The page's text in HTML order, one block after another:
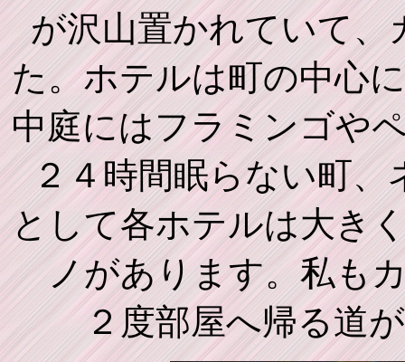
が沢山置かれていて
た。ホテルは町の中心
中庭にはフラミンゴや
２４時間眠らない町
として各ホテルは大き
ノがあります。私も
２度部屋へ帰る道